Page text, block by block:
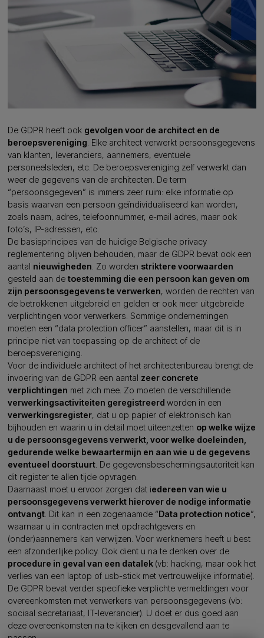
De GDPR heeft ook gevolgen voor de architect en de
beroepsvereniging . Elke architect verwerkt persoonsgegevens
van klanten, leveranciers, aannemers, eventuele
personeelsleden, etc. De beroepsvereniging zelf verwerkt dan
weer de gegevens van de architecten. De term
“persoonsgegeven” is immers zeer ruim: elke informatie op
basis waarvan een persoon geïndividualiseerd kan worden,
zoals naam, adres, telefoonnummer, e-mail adres, maar ook
foto’s, IP-adressen, etc.
De basisprincipes van de huidige Belgische privacy
reglementering blijven behouden, maar de GDPR bevat ook een
aantal nieuwigheden . Zo worden striktere voorwaarden
gesteld aan de toestemming die een persoon kan geven om
zijn persoonsgegevens te verwerken, worden de rechten van
de betrokkenen uitgebreid en gelden er ook meer uitgebreide
verplichtingen voor verwerkers. Sommige ondernemingen
moeten een “data protection officer” aanstellen, maar dit is in
principe niet van toepassing op de architect of de
beroepsvereniging.
Voor de individuele architect of het architectenbureau brengt de
invoering van de GDPR een aantal zeer concrete
verplichtingen met zich mee. Zo moeten de verschillende
verwerkingsactiviteiten geregistreerd worden in een
verwerkingsregister, dat u op papier of elektronisch kan
bijhouden en waarin u in detail moet uiteenzetten op welke wijze
u de persoonsgegevens verwerkt, voor welke doeleinden,
gedurende welke bewaartermijn en aan wie u de gegevens
eventueel doorstuurt . De gegevensbeschermingsautoriteit kan
dit register te allen tijde opvragen.
Daarnaast moet u ervoor zorgen dat iedereen van wie u
persoonsgegevens verwerkt hierover de nodige informatie
ontvangt . Dit kan in een zogenaamde “Data protection notice”,
waarnaar u in contracten met opdrachtgevers en
(onder)aannemers kan verwijzen. Voor werknemers heeft u best
een afzonderlijke policy. Ook dient u na te denken over de
procedure in geval van een datalek (vb: hacking, maar ook het
verlies van een laptop of usb-stick met vertrouwelijke informatie).
De GDPR bevat verder specifieke verplichte vermeldingen voor
overeenkomsten met verwerkers van persoonsgegevens (vb:
sociaal secretariaat, IT-leverancier). U doet er dus goed aan
deze overeenkomsten na te kijken en desgevallend aan te